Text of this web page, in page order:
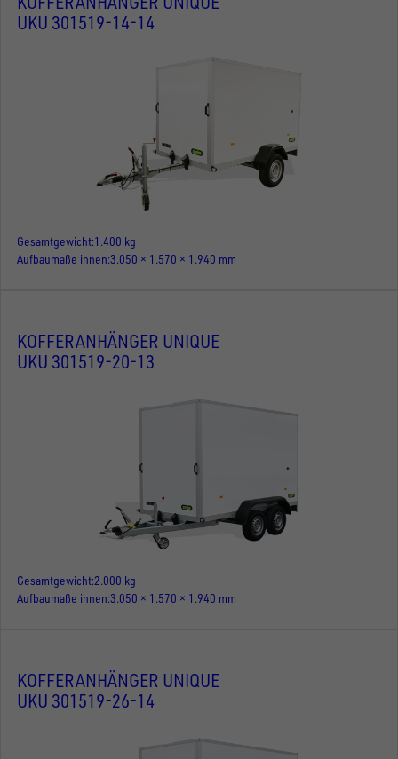
UKU 301519-14-14
Gesamtgewicht 1.400 kg
Aufbaumaße innen 3.050 × 1.570 × 1.940 mm
KOFFERANHÄNGER UNIQUE
UKU 301519-20-13
Gesamtgewicht 2.000 kg
Aufbaumaße innen 3.050 × 1.570 × 1.940 mm
KOFFERANHÄNGER UNIQUE
UKU 301519-26-14